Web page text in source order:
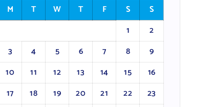
M
T W T F S
S
1
2
3
4 5 6 7 8
9
10
11 12 13 14 15
16
17
18 19 20 21 22
23